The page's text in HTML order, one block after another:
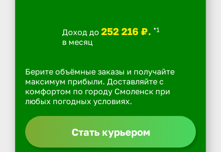
Доход до 252 216 ₽. *1
в месяц
Берите объёмные заказы и получайте
максимум прибыли. Доставляйте с
комфортом по городу Смоленск при
любых погодных условиях.
Стать курьером